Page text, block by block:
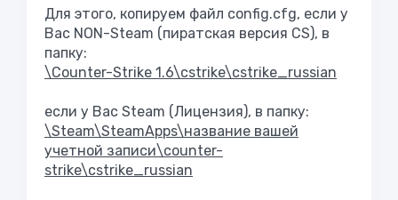
Для этого, копируем файл config.cfg, если у
Вас NON-Steam (пиратская версия CS), в
папку:
\Counter-Strike 1.6\cstrike\cstrike_russian
если у Вас Steam (Лицензия), в папку:
\Steam\SteamApps\название вашей
учетной записи\counter-
strike\cstrike_russian